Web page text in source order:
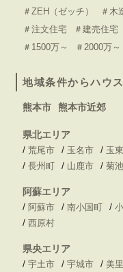
＃ZEH（ゼッチ）
＃木
＃注文住宅
＃建売住宅
＃1500万～
＃2000万～
地域条件からハウ
熊本市 熊本市近郊
県北エリア
/ 荒尾市 / 玉名市 / 玉
/ 長州町 / 山鹿市 / 菊
阿蘇エリア
/ 阿蘇市 / 南小国町 /
/ 西原村
県央エリア
/ 宇土市 / 宇城市 / 美